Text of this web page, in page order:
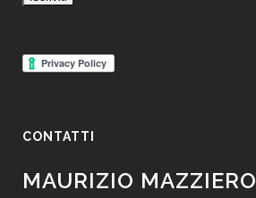
CONTATTI
MAURIZIO MAZZIERO